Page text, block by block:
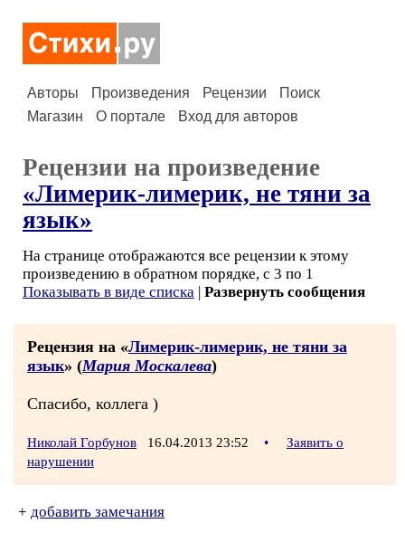
Авторы Произведения Рецензии
Поиск
Магазин
О портале Вход для авторов
Рецензии на произведение
«Лимерик-лимерик, не тяни за
язык»
На странице отображаются все рецензии к этому
произведению в обратном порядке, с 3 по 1
Показывать в виде списка | Развернуть сообщения
Рецензия на «Лимерик-лимерик, не тяни за
язык» (Мария Москалева)
Спасибо, коллега )
Николай Горбунов 16.04.2013 23:52 •
Заявить о
нарушении
+ добавить замечания